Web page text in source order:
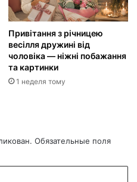
Привітання з річницею
весілля дружині від
чоловіка — ніжні побажання
та картинки
1 неделя тому
Обязательные поля